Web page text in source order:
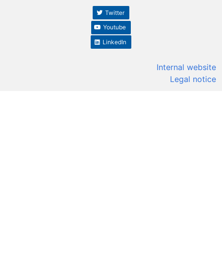
Twitter
Youtube
LinkedIn
Internal website
Legal notice